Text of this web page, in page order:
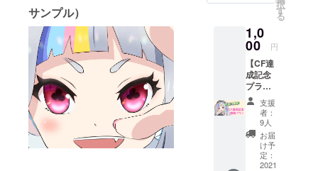
サンプル）
記入く
い。
択
す
る
1,0
00 円
【CF達
成記念
プラ
ン】 支
援者様
一覧動
画での
お名前
お読み
上げ 3D
支援
者：
9人
お届
け予
定：
2021